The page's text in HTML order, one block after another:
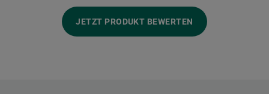
JETZT PRODUKT BEWERTEN